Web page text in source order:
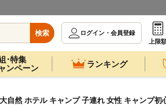
検索
ログイン・会員登録
上限
･特集
ンペーン
ランキング
然 ホテル キャンプ 子連れ 女性 キャンプ初